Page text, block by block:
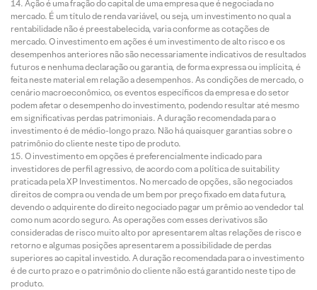
Ação é uma fração do capital de uma empresa que é negociada no
mercado. É um título de renda variável, ou seja, um investimento no qual a
rentabilidade não é preestabelecida, varia conforme as cotações de
mercado. O investimento em ações é um investimento de alto risco e os
desempenhos anteriores não são necessariamente indicativos de resultados
futuros e nenhuma declaração ou garantia, de forma expressa ou implícita, é
feita neste material em relação a desempenhos. As condições de mercado, o
cenário macroeconômico, os eventos específicos da empresa e do setor
podem afetar o desempenho do investimento, podendo resultar até mesmo
em significativas perdas patrimoniais. A duração recomendada para o
investimento é de médio-longo prazo. Não há quaisquer garantias sobre o
patrimônio do cliente neste tipo de produto.
O investimento em opções é preferencialmente indicado para
investidores de perfil agressivo, de acordo com a política de suitability
praticada pela XP Investimentos. No mercado de opções, são negociados
direitos de compra ou venda de um bem por preço fixado em data futura,
devendo o adquirente do direito negociado pagar um prêmio ao vendedor tal
como num acordo seguro. As operações com esses derivativos são
consideradas de risco muito alto por apresentarem altas relações de risco e
retorno e algumas posições apresentarem a possibilidade de perdas
superiores ao capital investido. A duração recomendada para o investimento
é de curto prazo e o patrimônio do cliente não está garantido neste tipo de
produto.